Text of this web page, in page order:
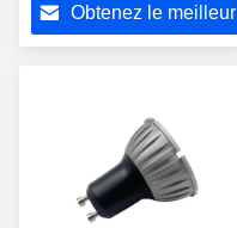
atténuéeObtenez le meilleur